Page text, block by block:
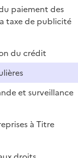
paiement des
taxe de publicité
du crédit
et surveillance
à Titre